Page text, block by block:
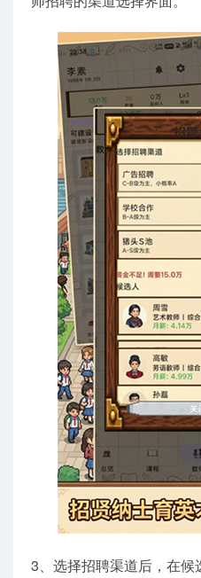
3、选择招聘渠道后，在